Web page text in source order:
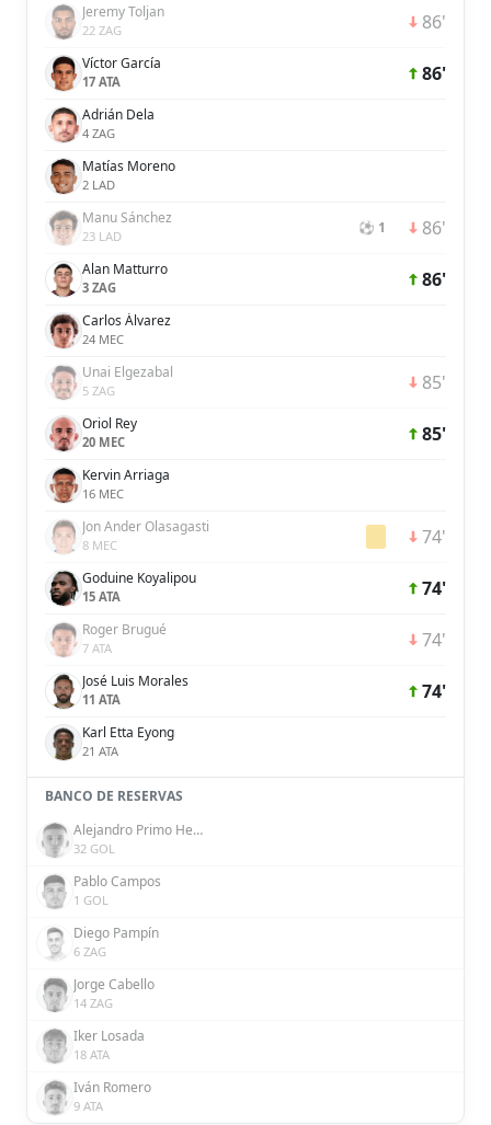
Jeremy Toljan
22 ZAG 86'
Víctor García
17 ATA 86'
Adrián Dela
4 ZAG
Matías Moreno
2 LAD
Manu Sánchez
23 LAD ⚽ 1 86'
Alan Matturro
3 ZAG 86'
Carlos Álvarez
24 MEC
Unai Elgezabal
5 ZAG 85'
Oriol Rey
20 MEC 85'
Kervin Arriaga
16 MEC
Jon Ander Olasagasti
8 MEC 74'
Goduine Koyalipou
15 ATA 74'
Roger Brugué
7 ATA 74'
José Luis Morales
11 ATA 74'
Karl Etta Eyong
21 ATA
BANCO DE RESERVAS
Alejandro Primo Hernández
32 GOL
Pablo Campos
1 GOL
Diego Pampín
6 ZAG
Jorge Cabello
14 ZAG
Iker Losada
18 ATA
Iván Romero
9 ATA